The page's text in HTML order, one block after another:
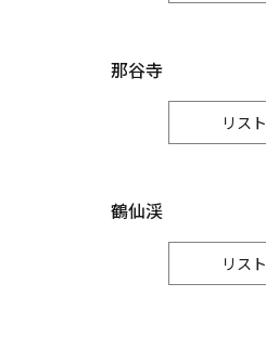
那谷寺
リスト
鶴仙渓
リスト